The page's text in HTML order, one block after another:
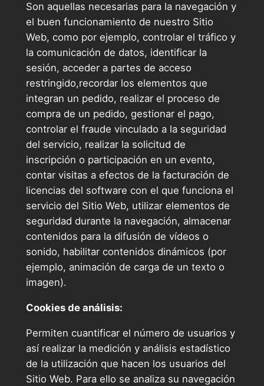
Son aquellas necesarias para la navegación y
el buen funcionamiento de nuestro Sitio
Web, como por ejemplo, controlar el tráfico y
la comunicación de datos, identificar la
sesión, acceder a partes de acceso
restringido,recordar los elementos que
integran un pedido, realizar el proceso de
compra de un pedido, gestionar el pago,
controlar el fraude vinculado a la seguridad
del servicio, realizar la solicitud de
inscripción o participación en un evento,
contar visitas a efectos de la facturación de
licencias del software con el que funciona el
servicio del Sitio Web, utilizar elementos de
seguridad durante la navegación, almacenar
contenidos para la difusión de vídeos o
sonido, habilitar contenidos dinámicos (por
ejemplo, animación de carga de un texto o
imagen).
Cookies de análisis:
Permiten cuantificar el número de usuarios y
así realizar la medición y análisis estadístico
de la utilización que hacen los usuarios del
Sitio Web. Para ello se analiza su navegación